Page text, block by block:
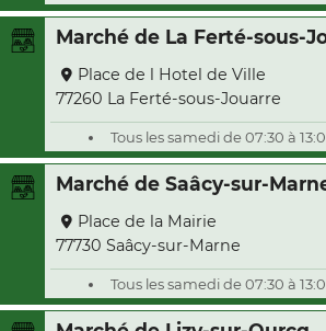
Marché de La Ferté-sous-
Place de l Hotel de Ville
77260 La Ferté-sous-Jouarre
Tous les samedi de 07:30 à
Marché de Saâcy-sur-
Place de la Mairie
77730 Saâcy-sur-Marne
Tous les samedi de 07:30 à